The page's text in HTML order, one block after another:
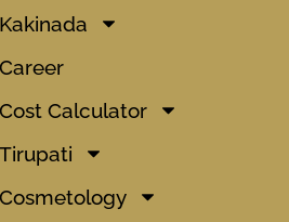
Kakinada
Career
Cost Calculator
Tirupati
Cosmetology